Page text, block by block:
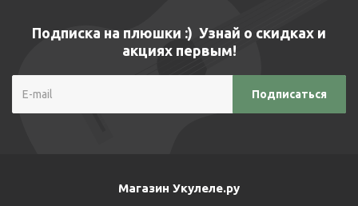
Подписка на плюшки :) Узнай о скидках и
акциях первым!
Магазин Укулеле.ру